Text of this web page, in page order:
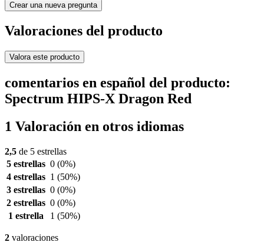
Crear una nueva pregunta
Valoraciones del producto
Valora este producto
comentarios en español del producto:
Spectrum HIPS-X Dragon Red
1 Valoración en otros idiomas
2,5 de 5 estrellas
5 estrellas 0 (0%)
4 estrellas 1 (50%)
3 estrellas 0 (0%)
2 estrellas 0 (0%)
1 estrella
1 (50%)
2 valoraciones